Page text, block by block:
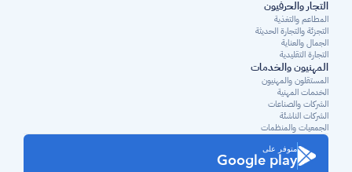
التجار والحرفيون
المطاعم والتغذية
التجزئة والتجارة الحديثة
الجمال والعناية
التجارة التقليدية
المهنيون والخدمات
المستقلون والمهنيون
الخدمات المهنية
الشركات والصناعات
الشركات الناشئة
الجمعيات والمنظمات
متوفر على
Google play